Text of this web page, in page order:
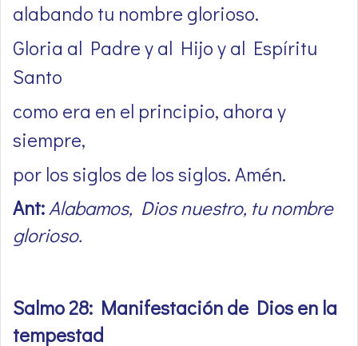
alabando tu nombre glorioso.
Gloria al Padre y al Hijo y al Espíritu
Santo
como era en el principio, ahora y
siempre,
por los siglos de los siglos. Amén.
Ant:Alabamos, Dios nuestro, tu nombre
glorioso.
Salmo 28: Manifestación de Dios en la
tempestad